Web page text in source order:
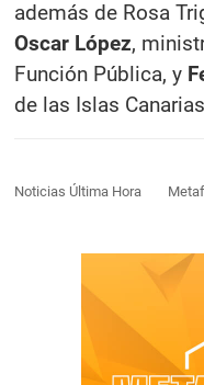
además de Rosa
Oscar López,
Función Pública, y
de las Islas
Noticias Última Hora